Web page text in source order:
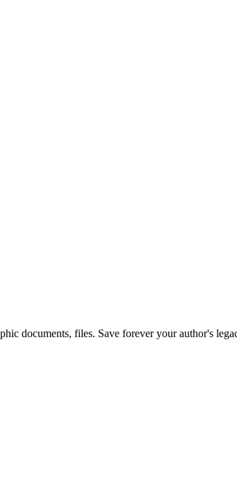
documents, files. Save forever your author's